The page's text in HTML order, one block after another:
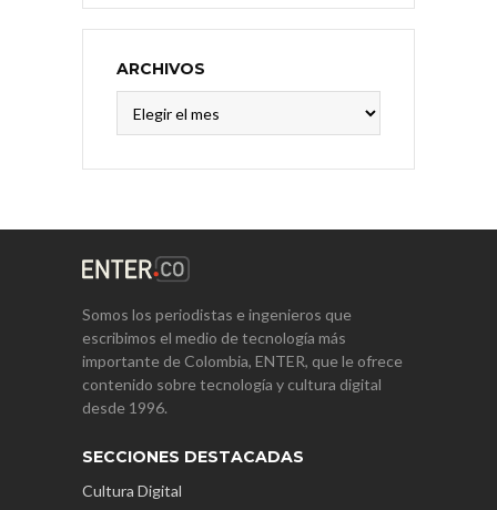
ARCHIVOS
Somos los periodistas e ingenieros que
escribimos el medio de tecnología más
importante de Colombia, ENTER, que le ofrece
contenido sobre tecnología y cultura digital
desde 1996.
SECCIONES DESTACADAS
Cultura Digital